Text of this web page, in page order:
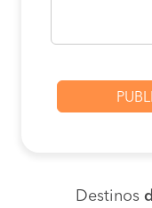
Destinos